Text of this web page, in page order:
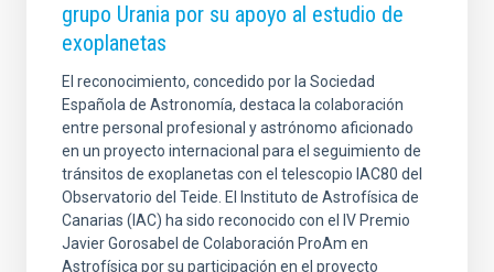
grupo Urania por su apoyo al estudio de
exoplanetas
El reconocimiento, concedido por la Sociedad
Española de Astronomía, destaca la colaboración
entre personal profesional y astrónomo aficionado
en un proyecto internacional para el seguimiento de
tránsitos de exoplanetas con el telescopio IAC80 del
Observatorio del Teide. El Instituto de Astrofísica de
Canarias (IAC) ha sido reconocido con el IV Premio
Javier Gorosabel de Colaboración ProAm en
Astrofísica por su participación en el proyecto